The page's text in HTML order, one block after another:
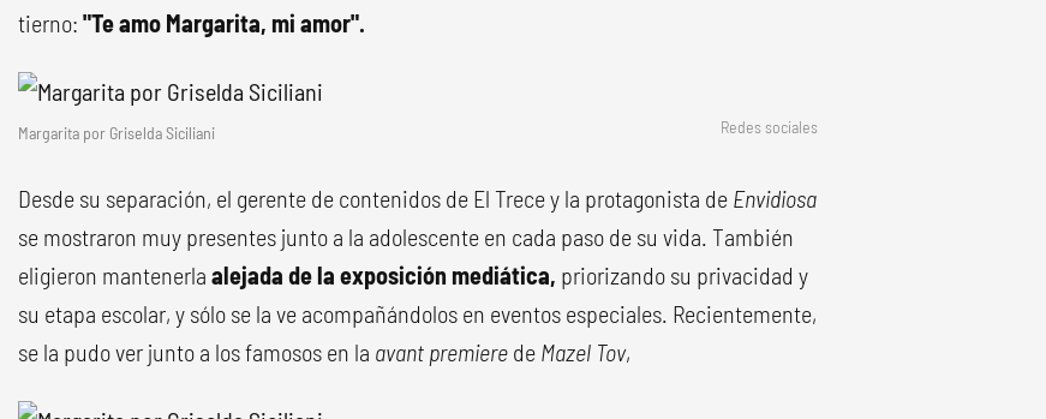
tierno: "Te amo Margarita, mi amor".
Margarita por Griselda Siciliani Redes sociales
Desde su separación, el gerente de contenidos de El Trece y la protagonista de Envidiosa
se mostraron muy presentes junto a la adolescente en cada paso de su vida. También
eligieron mantenerla alejada de la exposición mediática, priorizando su privacidad y
su etapa escolar, y sólo se la ve acompañándolos en eventos especiales. Recientemente,
se la pudo ver junto a los famosos en la avant premiere de Mazel Tov,